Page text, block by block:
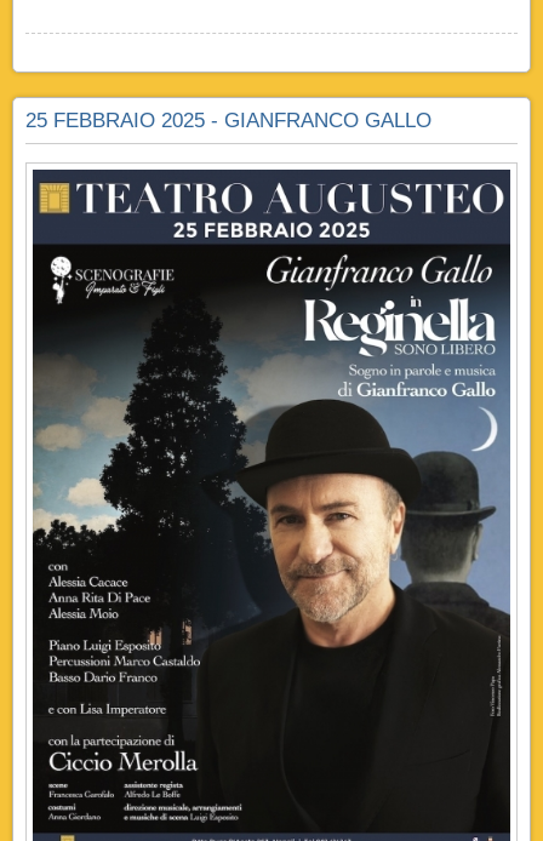
25 FEBBRAIO 2025 - GIANFRANCO GALLO